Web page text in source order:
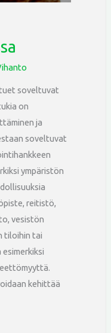
soveltuvat
on
ja
soveltuvat
ympäristön
reitistö,
vesistön
tiloihin tai
kehittää